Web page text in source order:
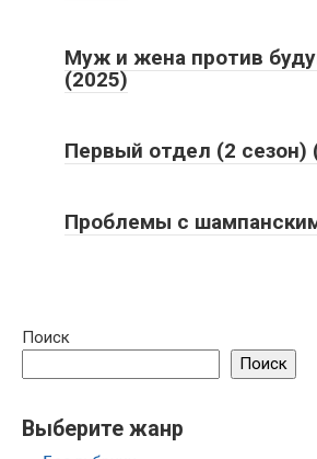
Муж и жена против
(2025)
Первый отдел (2 сезон)
Проблемы с
Поиск
Поиск
Выберите жанр